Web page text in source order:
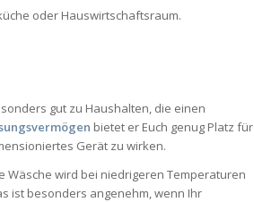
oder Hauswirtschaftsraum.
gut zu Haushalten, die einen
bietet er Euch genug Platz für
Gerät zu wirken.
Wäsche wird bei niedrigeren Temperaturen
ist besonders angenehm, wenn Ihr